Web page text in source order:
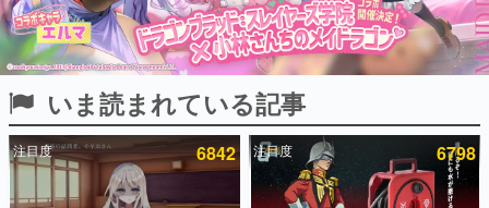
ピックアップ
電ファミのいま読まれている記事ランキング
いま読まれている記事
注目度 6842 注目度 6798